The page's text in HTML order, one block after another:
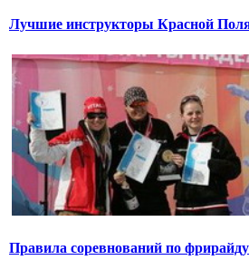
Лучшие инструкторы Красной
Правила соревнований по фрирайду